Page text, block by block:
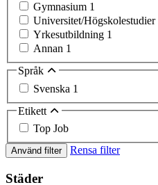
Gymnasium 1
Universitet/Högskolestudier
Yrkesutbildning 1
Annan 1
Språk
Svenska 1
Etikett
Top Job
Använd filter Rensa filter
Städer